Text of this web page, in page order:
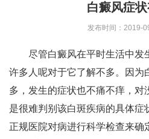
白癜风症
发布时间：2019-
尽管白癜风在平时生活中发
许多人呢对于它了解不多。因为
多，发生的症状也不痛不痒，对
是很难判别该白斑疾病的具体症
正规医院对病进行科学检查来确